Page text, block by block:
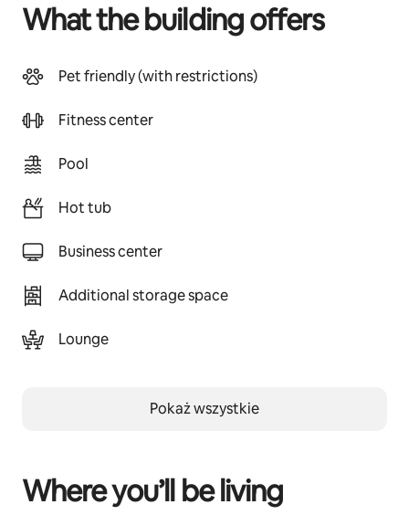
What the building offers
Pet friendly (with restrictions)
Fitness center
Pool
Hot tub
Business center
Additional storage space
Lounge
Pokaż wszystkie
Where you’ll be living